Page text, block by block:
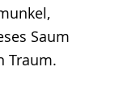
Saum
Traum.